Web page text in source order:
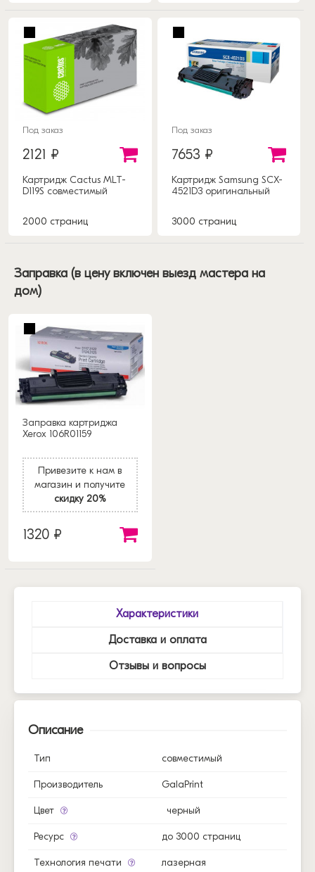
Под заказ
2121 ₽
Картридж Cactus MLT-
D119S совместимый
2000 страниц
Под заказ
7653 ₽
Картридж Samsung SCX-
4521D3 оригинальный
3000 страниц
Заправка (в цену включен выезд мастера на
дом)
Заправка картриджа
Xerox 106R01159
Привезите к нам в
магазин и получите
скидку 20%
1320 ₽
Характеристики
Доставка и оплата
Отзывы и вопросы
Описание
Тип совместимый
Производитель GalaPrint
Цвет черный
Ресурс до 3000 страниц
Технология печати лазерная